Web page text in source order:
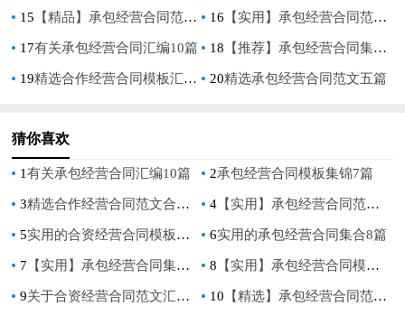
15 【精品】承包经营合同范文9篇 16 【实用】承包经营合同范文集锦10篇
17有关承包经营合同汇编10篇 18 【推荐】承包经营合同集合五篇
19精选合作经营合同模板汇总6篇 20精选承包经营合同范文五篇
猜你喜欢
1有关承包经营合同汇编10篇 2承包经营合同模板集锦7篇
3精选合作经营合同范文合集十篇 4【实用】承包经营合同范文集锦10篇
5实用的合资经营合同模板汇编6篇 6实用的承包经营合同集合8篇
7 【实用】承包经营合同集锦8篇 8 【实用】承包经营合同模板八篇
9关于合资经营合同范文汇总7篇 10 【精选】承包经营合同范文汇编6篇